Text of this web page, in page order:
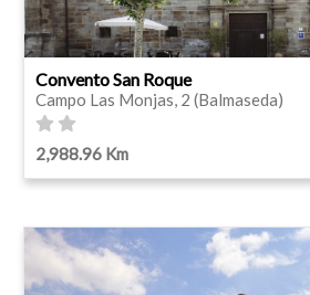
Convento San Roque
Campo Las Monjas, 2 (Balmaseda)
2,988.96 Km